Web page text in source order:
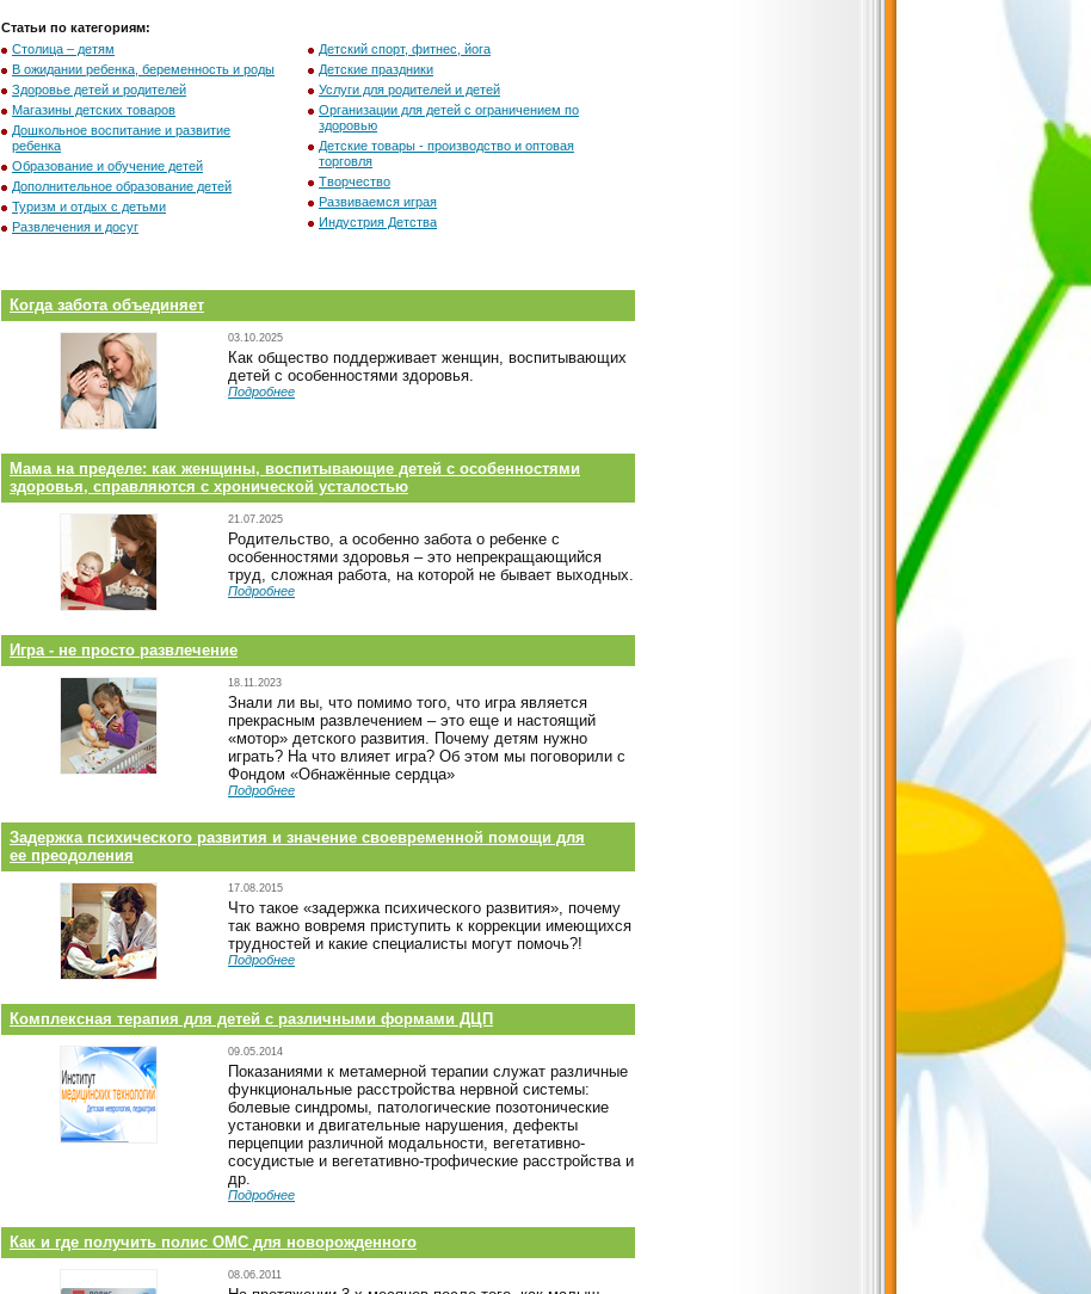
Статьи по категориям:
Столица – детям
В ожидании ребенка, беременность и роды
Здоровье детей и родителей
Магазины детских товаров
Дошкольное воспитание и развитие
ребенка
Образование и обучение детей
Дополнительное образование детей
Туризм и отдых с детьми
Развлечения и досуг
Детский спорт, фитнес, йога
Детские праздники
Услуги для родителей и детей
Организации для детей с ограничением по
здоровью
Детские товары - производство и оптовая
торговля
Творчество
Развиваемся играя
Индустрия Детства
Когда забота объединяет
03.10.2025
Как общество поддерживает женщин, воспитывающих
детей с особенностями здоровья.
Подробнее
Мама на пределе: как женщины, воспитывающие детей с особенностями
здоровья, справляются с хронической усталостью
21.07.2025
Родительство, а особенно забота о ребенке с
особенностями здоровья – это непрекращающийся
труд, сложная работа, на которой не бывает выходных.
Подробнее
Игра - не просто развлечение
18.11.2023
Знали ли вы, что помимо того, что игра является
прекрасным развлечением – это еще и настоящий
«мотор» детского развития. Почему детям нужно
играть? На что влияет игра? Об этом мы поговорили с
Фондом «Обнажённые сердца»
Подробнее
Задержка психического развития и значение своевременной помощи для
ее преодоления
17.08.2015
Что такое «задержка психического развития», почему
так важно вовремя приступить к коррекции имеющихся
трудностей и какие специалисты могут помочь?!
Подробнее
Комплексная терапия для детей с различными формами ДЦП
09.05.2014
Показаниями к метамерной терапии служат различные
функциональные расстройства нервной системы:
болевые синдромы, патологические позотонические
установки и двигательные нарушения, дефекты
перцепции различной модальности, вегетативно-
сосудистые и вегетативно-трофические расстройства и
др.
Подробнее
Как и где получить полис ОМС для новорожденного
08.06.2011